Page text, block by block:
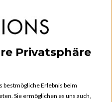
Privatsphäre
bestmögliche Erlebnis beim
Sie ermöglichen es uns auch,